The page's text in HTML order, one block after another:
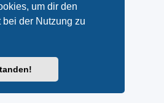
um dir den
der Nutzung zu